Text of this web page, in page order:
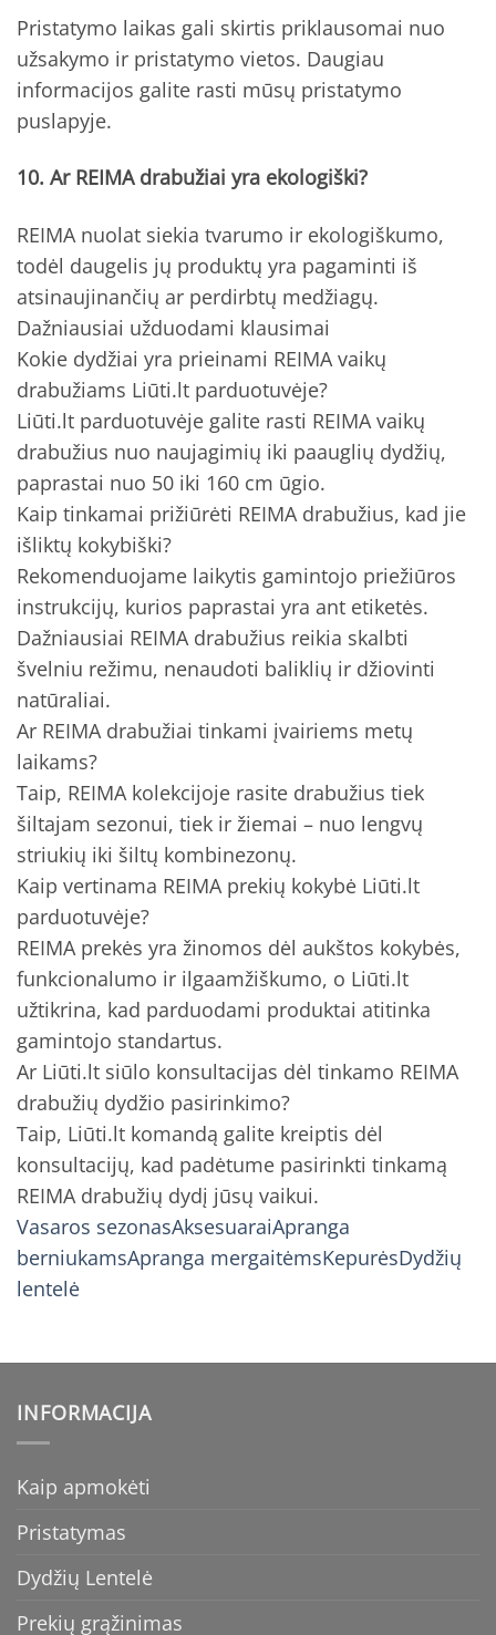
Pristatymo laikas gali skirtis priklausomai nuo
užsakymo ir pristatymo vietos. Daugiau
informacijos galite rasti mūsų pristatymo
puslapyje.
10. Ar REIMA drabužiai yra ekologiški?
REIMA nuolat siekia tvarumo ir ekologiškumo,
todėl daugelis jų produktų yra pagaminti iš
atsinaujinančių ar perdirbtų medžiagų.
Dažniausiai užduodami klausimai
Kokie dydžiai yra prieinami REIMA vaikų
drabužiams Liūti.lt parduotuvėje?
Liūti.lt parduotuvėje galite rasti REIMA vaikų
drabužius nuo naujagimių iki paauglių dydžių,
paprastai nuo 50 iki 160 cm ūgio.
Kaip tinkamai prižiūrėti REIMA drabužius, kad jie
išliktų kokybiški?
Rekomenduojame laikytis gamintojo priežiūros
instrukcijų, kurios paprastai yra ant etiketės.
Dažniausiai REIMA drabužius reikia skalbti
švelniu režimu, nenaudoti baliklių ir džiovinti
natūraliai.
Ar REIMA drabužiai tinkami įvairiems metų
laikams?
Taip, REIMA kolekcijoje rasite drabužius tiek
šiltajam sezonui, tiek ir žiemai – nuo lengvų
striukių iki šiltų kombinezonų.
Kaip vertinama REIMA prekių kokybė Liūti.lt
parduotuvėje?
REIMA prekės yra žinomos dėl aukštos kokybės,
funkcionalumo ir ilgaamžiškumo, o Liūti.lt
užtikrina, kad parduodami produktai atitinka
gamintojo standartus.
Ar Liūti.lt siūlo konsultacijas dėl tinkamo REIMA
drabužių dydžio pasirinkimo?
Taip, Liūti.lt komandą galite kreiptis dėl
konsultacijų, kad padėtume pasirinkti tinkamą
REIMA drabužių dydį jūsų vaikui.
Vasaros sezonasAksesuaraiApranga
berniukamsApranga mergaitėmsKepurėsDydžių
lentelė
INFORMACIJA
Kaip apmokėti
Pristatymas
Dydžių Lentelė
Prekių grąžinimas